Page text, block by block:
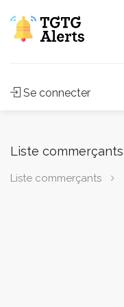
Se connecter
Liste commerçants
Liste commerçants